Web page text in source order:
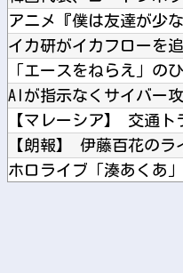
イカ研がイカフローを